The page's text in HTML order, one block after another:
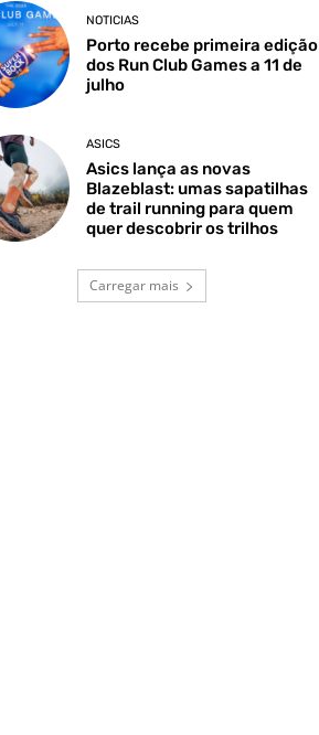
NOTICIAS
Porto recebe primeira edição
dos Run Club Games a 11 de
julho
ASICS
Asics lança as novas
Blazeblast: umas sapatilhas
de trail running para quem
quer descobrir os trilhos
Carregar mais